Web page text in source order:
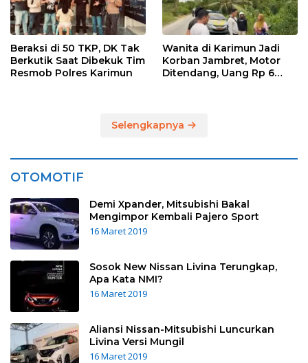
Beraksi di 50 TKP, DK Tak
Berkutik Saat Dibekuk Tim
Resmob Polres Karimun
Wanita di Karimun Jadi
Korban Jambret, Motor
Ditendang, Uang Rp 6
Selengkapnya
OTOMOTIF
Demi Xpander, Mitsubishi Bakal
Mengimpor Kembali Pajero Sport
16 Maret 2019
Sosok New Nissan Livina Terungkap,
Apa Kata NMI?
16 Maret 2019
Aliansi Nissan-Mitsubishi Luncurkan
Livina Versi Mungil
16 Maret 2019